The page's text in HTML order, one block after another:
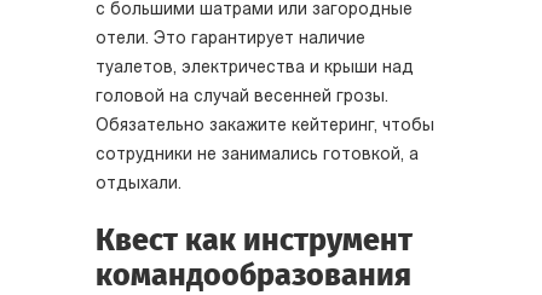
с большими шатрами или загородные
отели. Это гарантирует наличие
туалетов, электричества и крыши над
головой на случай весенней грозы.
Обязательно закажите кейтеринг, чтобы
сотрудники не занимались готовкой, а
отдыхали.
Квест как инструмент
командообразования